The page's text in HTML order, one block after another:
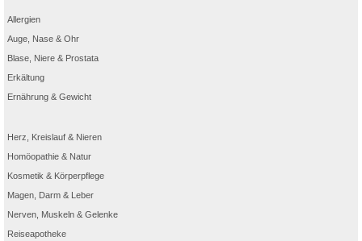
Allergien
Auge, Nase & Ohr
Blase, Niere & Prostata
Erkältung
Ernährung & Gewicht
Herz, Kreislauf & Nieren
Homöopathie & Natur
Kosmetik & Körperpflege
Magen, Darm & Leber
Nerven, Muskeln & Gelenke
Reiseapotheke